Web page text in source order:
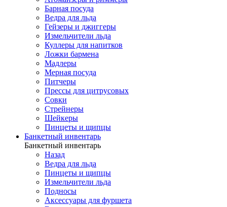
Барная посуда
Ведра для льда
Гейзеры и джиггеры
Измельчители льда
Куллеры для напитков
Ложки бармена
Мадлеры
Мерная посуда
Питчеры
Прессы для цитрусовых
Совки
Стрейнеры
Шейкеры
Пинцеты и щипцы
Банкетный инвентарь
Банкетный инвентарь
Назад
Ведра для льда
Пинцеты и щипцы
Измельчители льда
Подносы
Аксессуары для фуршета